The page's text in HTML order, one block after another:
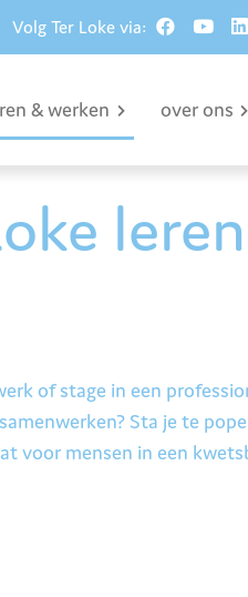
Volg Ter Loke via:
& werken over ons
of stage in een
Sta je te
voor mensen in een